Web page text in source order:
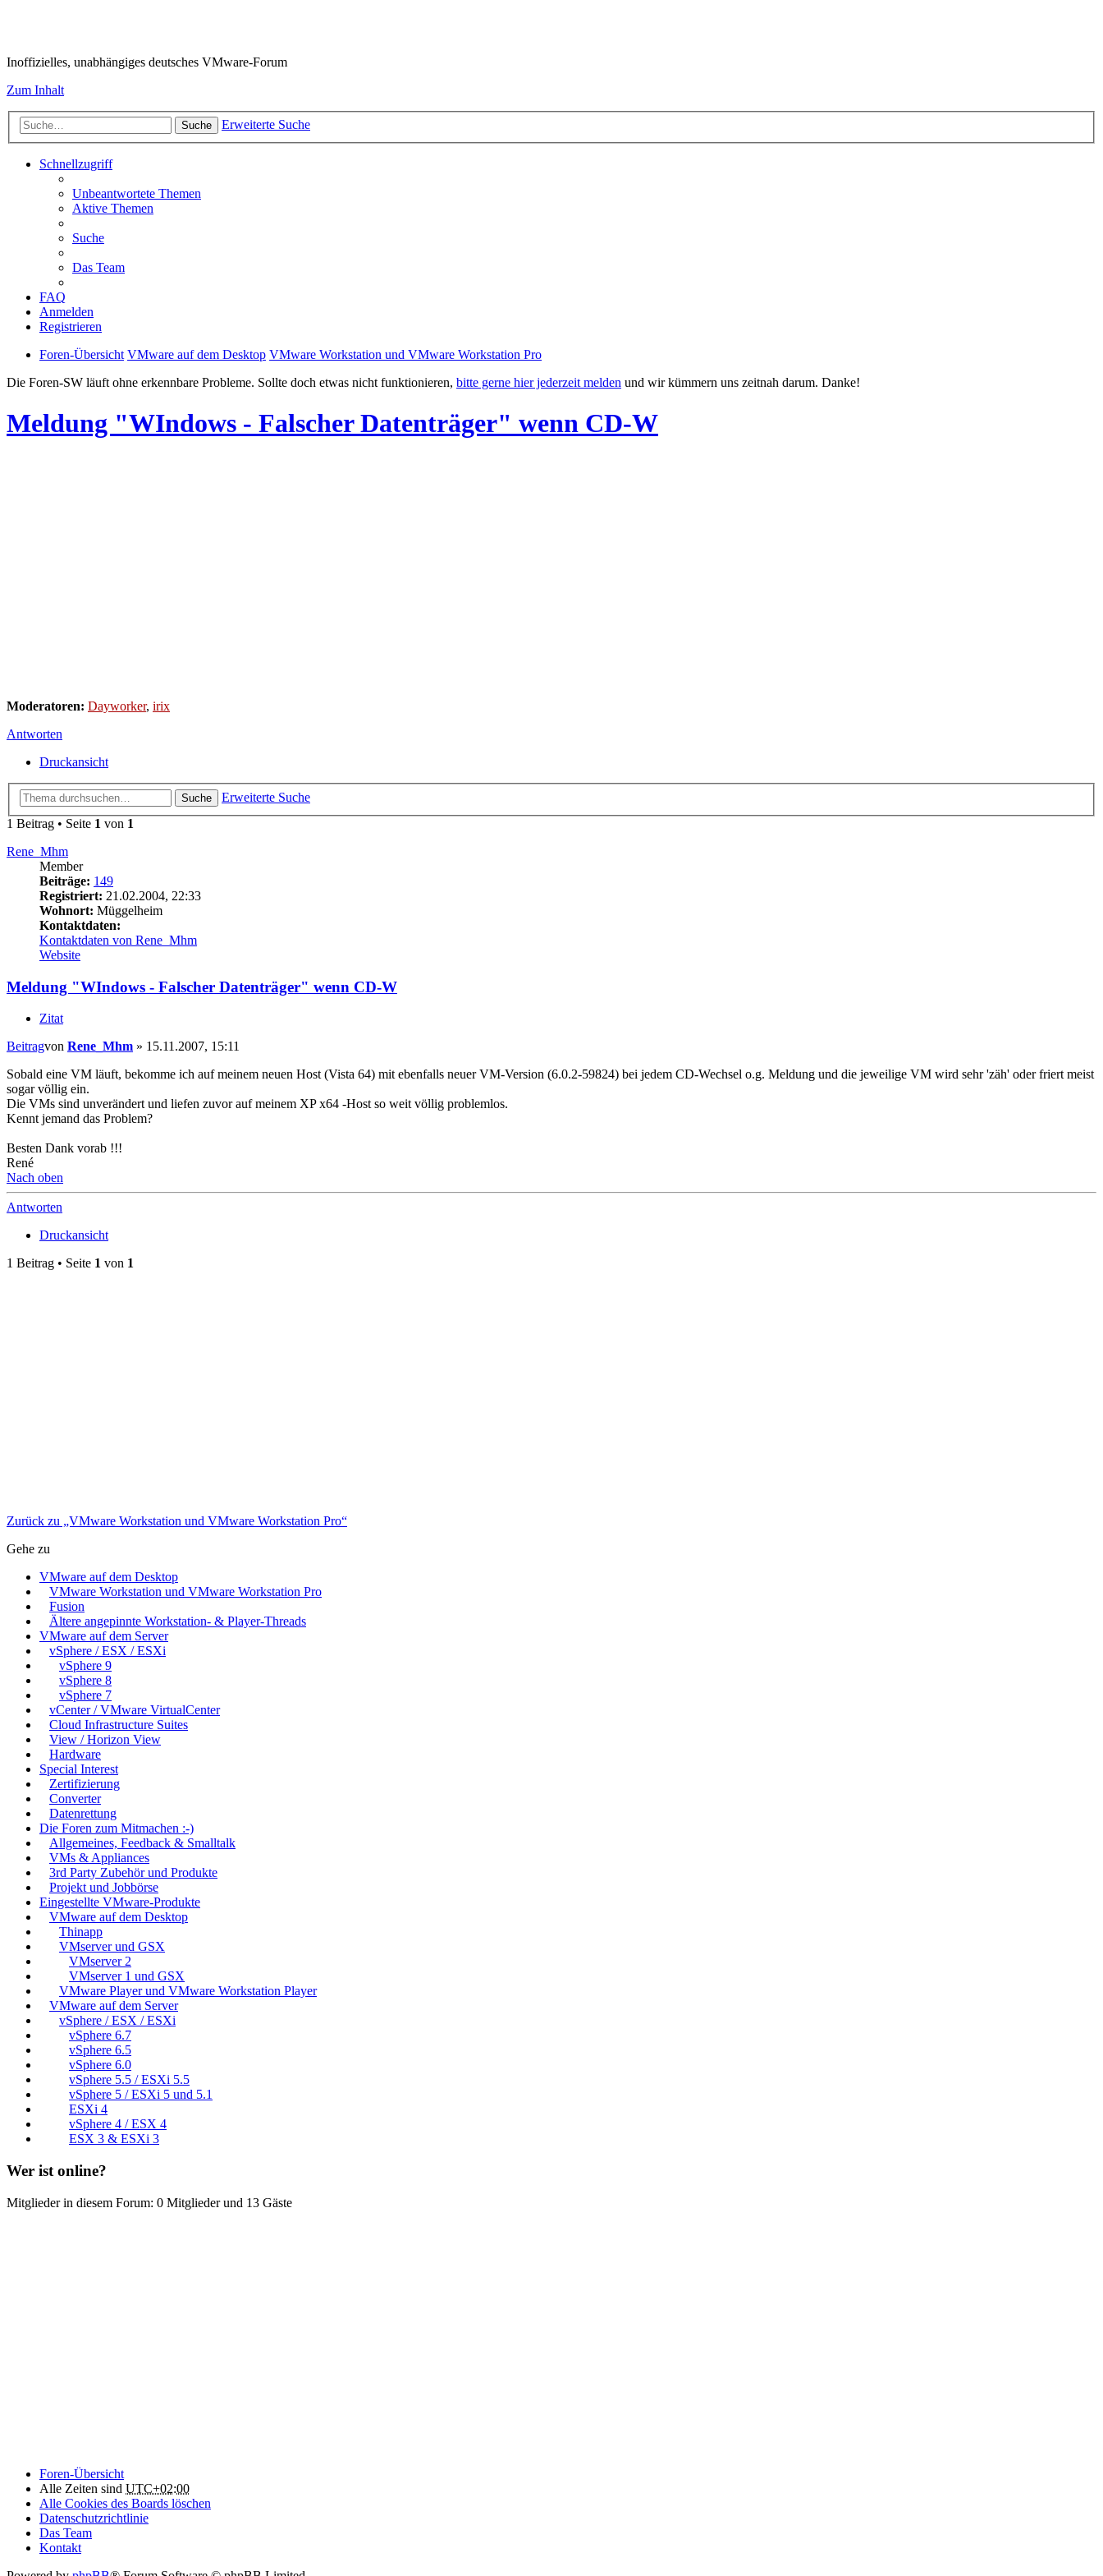
Inoffizielles, unabhängiges deutsches VMware-Forum
Zum Inhalt
Suche Erweiterte Suche
Schnellzugriff
Unbeantwortete Themen
Aktive Themen
Suche
Das Team
FAQ
Anmelden
Registrieren
Foren-Übersicht VMware auf dem Desktop VMware Workstation und VMware Workstation Pro
Die Foren-SW läuft ohne erkennbare Probleme. Sollte doch etwas nicht funktionieren, bitte gerne hier jederzeit melden und wir kümmern uns zeitnah darum. Danke!
Meldung "WIndows - Falscher Datenträger" wenn CD-W
Moderatoren: Dayworker, irix
Antworten
Druckansicht
Suche
Erweiterte Suche
1 Beitrag • Seite 1 von 1
Rene_Mhm
Member
Beiträge: 149
Registriert: 21.02.2004, 22:33
Wohnort: Müggelheim
Kontaktdaten:
Kontaktdaten von Rene_Mhm
Website
Meldung "WIndows - Falscher Datenträger" wenn CD-W
Zitat
Beitragvon Rene_Mhm » 15.11.2007, 15:11
Sobald eine VM läuft, bekomme ich auf meinem neuen Host (Vista 64) mit ebenfalls neuer VM-Version (6.0.2-59824) bei jedem CD-Wechsel o.g. Meldung und die jeweilige VM wird sehr 'zäh' oder friert meist
sogar völlig ein.
Die VMs sind unverändert und liefen zuvor auf meinem XP x64 -Host so weit völlig problemlos.
Kennt jemand das Problem?
Besten Dank vorab !!!
René
Nach oben
Antworten
Druckansicht
1 Beitrag • Seite 1 von 1
Zurück zu „VMware Workstation und VMware Workstation Pro“
Gehe zu
VMware auf dem Desktop
VMware Workstation und VMware Workstation Pro
Fusion
Ältere angepinnte Workstation- & Player-Threads
VMware auf dem Server
vSphere / ESX / ESXi
vSphere 9
vSphere 8
vSphere 7
vCenter / VMware VirtualCenter
Cloud Infrastructure Suites
View / Horizon View
Hardware
Special Interest
Zertifizierung
Converter
Datenrettung
Die Foren zum Mitmachen :-)
Allgemeines, Feedback & Smalltalk
VMs & Appliances
3rd Party Zubehör und Produkte
Projekt und Jobbörse
Eingestellte VMware-Produkte
VMware auf dem Desktop
Thinapp
VMserver und GSX
VMserver 2
VMserver 1 und GSX
VMware Player und VMware Workstation Player
VMware auf dem Server
vSphere / ESX / ESXi
vSphere 6.7
vSphere 6.5
vSphere 6.0
vSphere 5.5 / ESXi 5.5
vSphere 5 / ESXi 5 und 5.1
ESXi 4
vSphere 4 / ESX 4
ESX 3 & ESXi 3
Wer ist online?
Mitglieder in diesem Forum: 0 Mitglieder und 13 Gäste
Foren-Übersicht
Alle Zeiten sind UTC+02:00
Alle Cookies des Boards löschen
Datenschutzrichtlinie
Das Team
Kontakt